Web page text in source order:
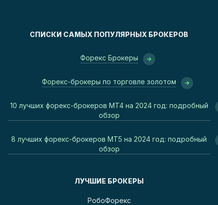
СПИСКИ САМЫХ ПОПУЛЯРНЫХ БРОКЕРОВ
Форекс Брокеры
Форекс-брокеры по торговле золотом
10 лучших форекс-брокеров MT4 на 2024 год: подробный
обзор
8 лучших форекс-брокеров MT5 на 2024 год: подробный
обзор
ЛУЧШИЕ БРОКЕРЫ
РобоФорекс